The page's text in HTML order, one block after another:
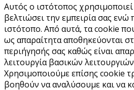
Αυτός ο ιστότοπος
βελτιώσει την εμπειρία σας ενώ
ιστότοπο. Από αυτά, τα cookie
ως απαραίτητα αποθηκεύονται
περιήγησής σας καθώς είναι
λειτουργία βασικών
Χρησιμοποιούμε επίσης cookie
βοηθούν να αναλύσουμε και να